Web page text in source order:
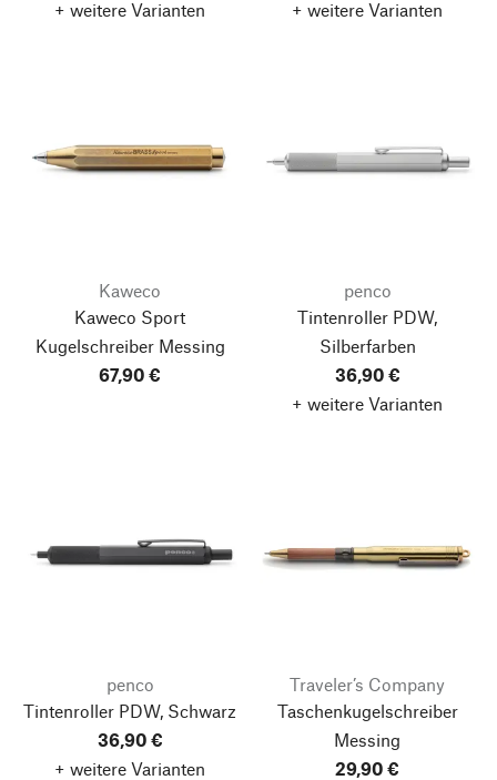
+ weitere Varianten + weitere Varianten
Kaweco
Kaweco Sport
Kugelschreiber Messing
67,90 €
penco
Tintenroller PDW,
Silberfarben
36,90 €
+ weitere Varianten
penco
Tintenroller PDW, Schwarz
36,90 €
+ weitere Varianten
Traveler’s Company
Taschenkugelschreiber
Messing
29,90 €